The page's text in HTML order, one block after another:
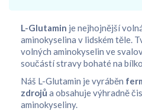
L-Glutamin je nejhojnější
aminokyselina v lidském těle.
volných aminokyselin ve
součástí stravy bohaté na
Náš L-Glutamin je vyráběn
zdrojů a obsahuje výhradně
aminokyseliny.